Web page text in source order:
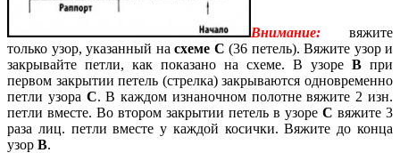
Внимание: вяжите
только узор, указанный на схеме С (36 петель). Вяжите узор и
закрывайте петли, как показано на схеме. В узоре В при
первом закрытии петель (стрелка) закрываются одновременно
петли узора С. В каждом изнаночном полотне вяжите 2 изн.
петли вместе. Во втором закрытии петель в узоре С вяжите 3
раза лиц. петли вместе у каждой косички. Вяжите до конца
узор В.